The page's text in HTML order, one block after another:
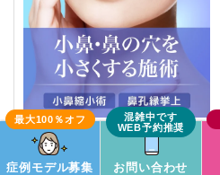
この症例モデ
症例モデル募集 お問い合わせ